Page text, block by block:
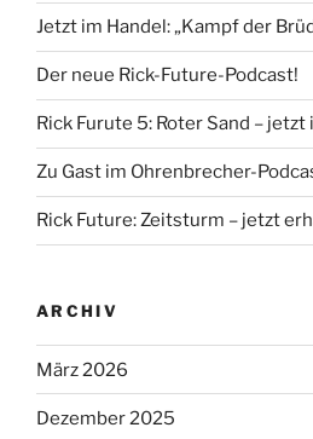
Jetzt im Handel: „Kampf der
Der neue Rick-Future-Podcast!
Rick Furute 5: Roter Sand – jetzt
Zu Gast im Ohrenbrecher-
Rick Future: Zeitsturm – jetzt
ARCHIV
März 2026
Dezember 2025